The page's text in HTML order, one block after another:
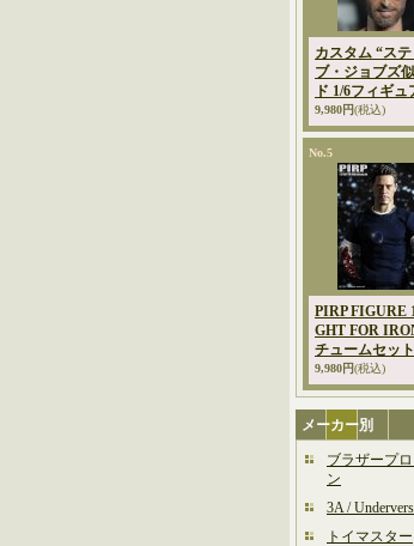
カスタム “ス
ブ・ジョブズ
ド 1/6フィギュ
9,980円(税込)
No.5
PIRP FIGURE
GHT FOR
チュームセット
9,980円(税込)
メーカー別
ブラザープ
ン
3A /
トイマスター